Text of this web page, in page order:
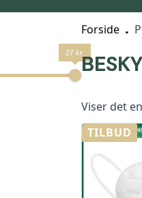
27 kr.
Forside
Viser det
TILBUD